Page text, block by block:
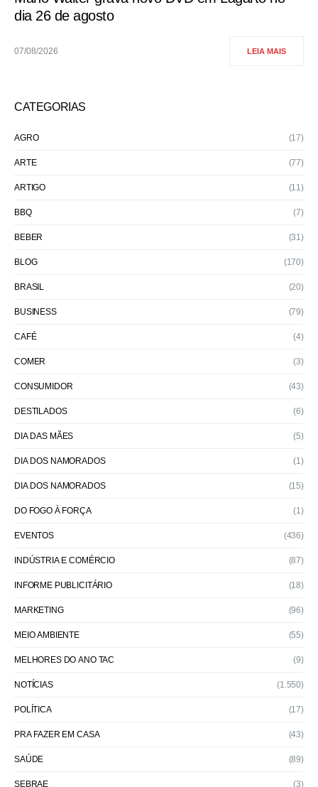
dia 26 de agosto
07/08/2026 LEIA MAIS
CATEGORIAS
AGRO (17)
ARTE (77)
ARTIGO (11)
BBQ (7)
BEBER (31)
BLOG (170)
BRASIL (20)
BUSINESS (79)
CAFÉ (4)
COMER (3)
CONSUMIDOR (43)
DESTILADOS (6)
DIA DAS MÃES (5)
DIA DOS NAMORADOS (1)
DIA DOS NAMORADOS (15)
DO FOGO À FORÇA (1)
EVENTOS (436)
INDÚSTRIA E COMÉRCIO (87)
INFORME PUBLICITÁRIO (18)
MARKETING (96)
MEIO AMBIENTE (55)
MELHORES DO ANO TAC (9)
NOTÍCIAS (1.550)
POLÍTICA (17)
PRA FAZER EM CASA (43)
SAÚDE (89)
SEBRAE (3)